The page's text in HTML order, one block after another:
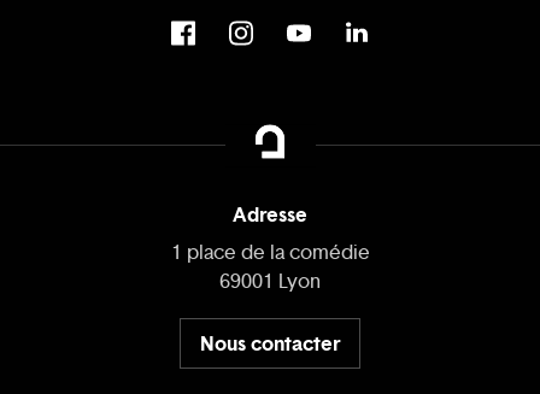
Adresse
1 place de la comédie
69001 Lyon
Nous contacter